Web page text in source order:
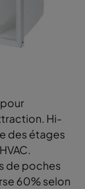
Hi-
des étages
de poches
60% selon